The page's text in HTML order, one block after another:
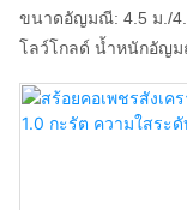
ขนาดอัญมณี: 4.5 ม./
โลว์โกลด์ น้ำหนักอัญม